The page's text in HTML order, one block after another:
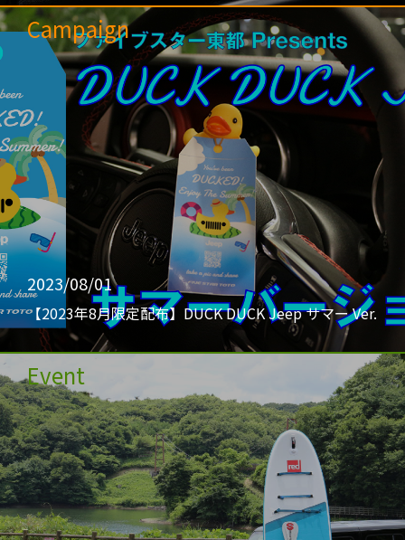
Campaign
2023/08/01
【2023年8月限定配布】DUCK DUCK Jeep サマー Ver.
Event